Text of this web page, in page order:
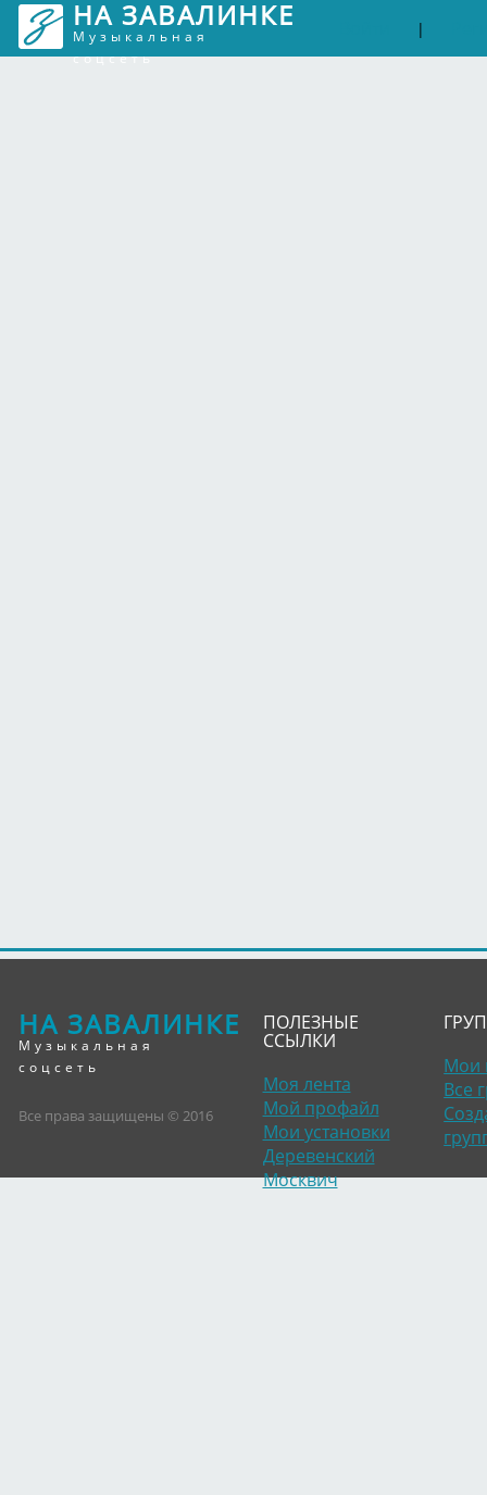
НА ЗАВАЛИНКЕ
Музыкальная
соцсеть
|
НА ЗАВАЛИНКЕ
Музыкальная
соцсеть
Все права защищены © 2016
ПОЛЕЗНЫЕ
ССЫЛКИ
Моя лента
Мой профайл
Мои установки
Деревенский
Москвич
Мои
Все